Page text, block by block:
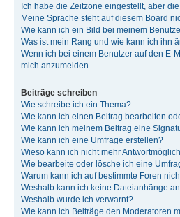
Ich habe die Zeitzone eingestellt, aber
Meine Sprache steht auf diesem Board
Wie kann ich ein Bild bei meinem
Was ist mein Rang und wie kann ich ihn
Wenn ich bei einem Benutzer auf den E-
mich anzumelden.
Beiträge schreiben
Wie schreibe ich ein Thema?
Wie kann ich einen Beitrag bearbeiten
Wie kann ich meinem Beitrag eine
Wie kann ich eine Umfrage erstellen?
Wieso kann ich nicht mehr
Wie bearbeite oder lösche ich eine
Warum kann ich auf bestimmte Foren
Weshalb kann ich keine Dateianhänge
Weshalb wurde ich verwarnt?
Wie kann ich Beiträge den Moderatoren